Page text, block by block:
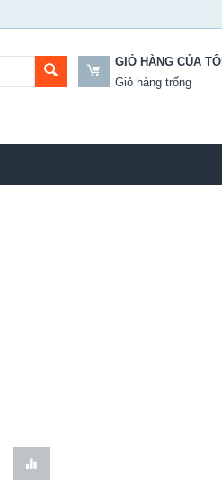
GIỎ HÀNG CỦA TÔI
Giỏ hàng trống